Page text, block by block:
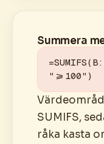
Summera
">=100")
SUMIFS,
råka kasta